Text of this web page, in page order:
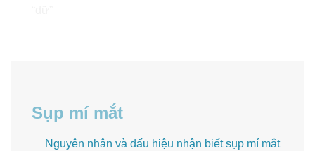
Sụp mí mắt
Nguyên nhân và dấu hiệu nhận biết sụp mí mắt